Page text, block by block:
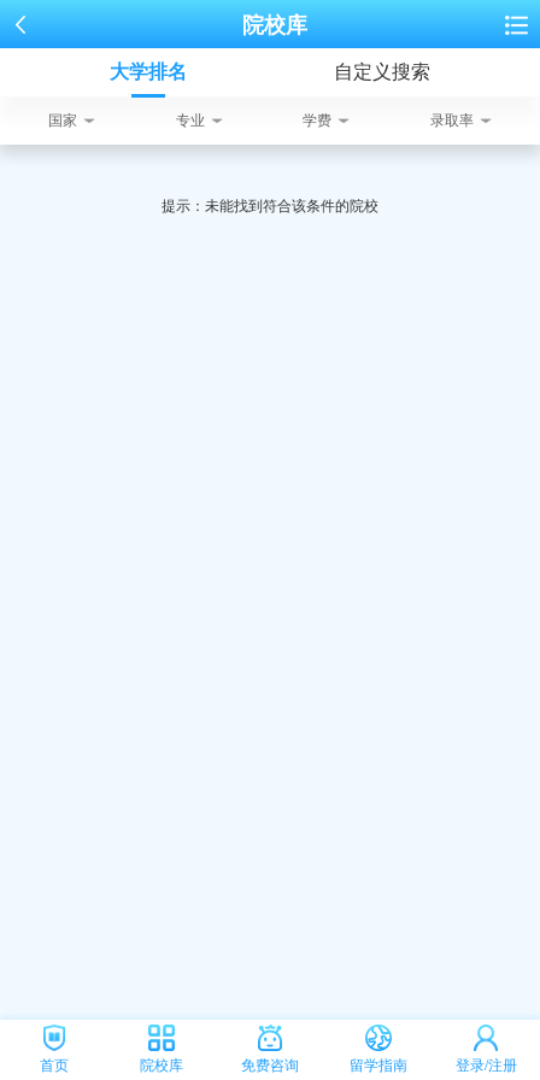
院校库
大学排名 自定义搜索
国家 专业 学费 录取率
提示：未能找到符合该条件的院校
首页 院校库 免费咨询 留学指南 登录/注册